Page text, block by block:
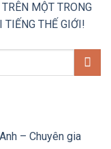
MỘT TRONG
TIẾNG THẾ GIỚI!
– Chuyên gia